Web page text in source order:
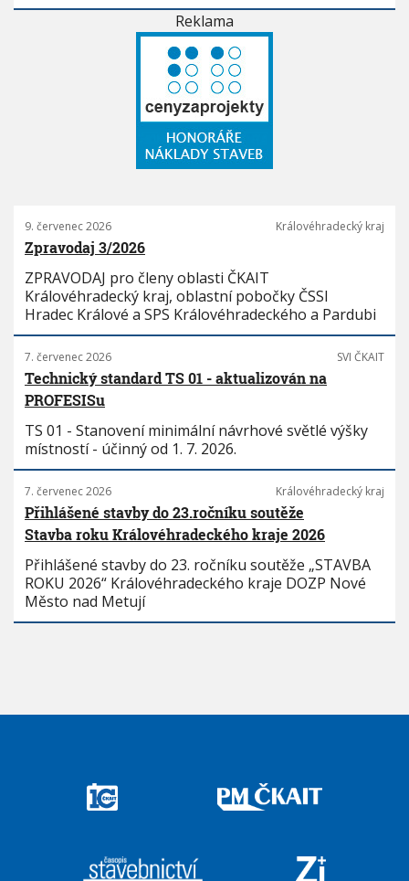
Reklama
9. červenec 2026 Královéhradecký kraj
Zpravodaj 3/2026
ZPRAVODAJ pro členy oblasti ČKAIT
Královéhradecký kraj, oblastní pobočky ČSSI
Hradec Králové a SPS Královéhradeckého a Pardubi
7. červenec 2026 SVI ČKAIT
Technický standard TS 01 - aktualizován na
PROFESISu
TS 01 - Stanovení minimální návrhové světlé výšky
místností - účinný od 1. 7. 2026.
7. červenec 2026 Královéhradecký kraj
Přihlášené stavby do 23.ročníku soutěže
Stavba roku Královéhradeckého kraje 2026
Přihlášené stavby do 23. ročníku soutěže „STAVBA
ROKU 2026“ Královéhradeckého kraje DOZP Nové
Město nad Metují